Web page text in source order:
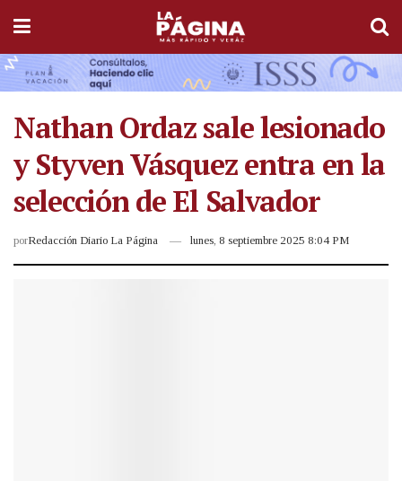
Nathan Ordaz sale lesionado
y Styven Vásquez entra en la
selección de El Salvador
porRedacción Diario La Página lunes, 8 septiembre 2025 8:04 PM